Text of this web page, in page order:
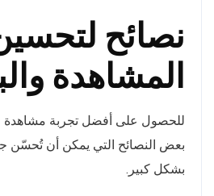
نصائح
المشاهدة
بعض النصائح التي يمكن أن تُحسّن
بشكل كبير.